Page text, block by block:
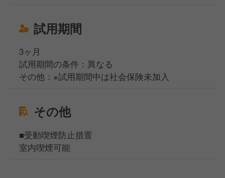
試用期間
3ヶ月
試用期間の条件：異なる
その他：※試用期間中は社会保険未加入
その他
■受動喫煙防止措置
室内喫煙可能